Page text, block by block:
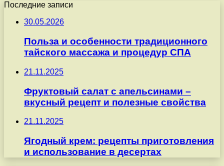
Последние записи
30.05.2026
Польза и особенности традиционного
тайского массажа и процедур СПА
21.11.2025
Фруктовый салат с апельсинами –
вкусный рецепт и полезные свойства
21.11.2025
Ягодный крем: рецепты приготовления
и использование в десертах